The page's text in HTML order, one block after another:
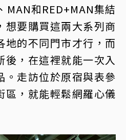
和RED+MAN集結
想要購買這兩大系列商
地的不同門市才行，而
，在這裡就能一次入
。走訪位於原宿與表參
區，就能輕鬆網羅心儀